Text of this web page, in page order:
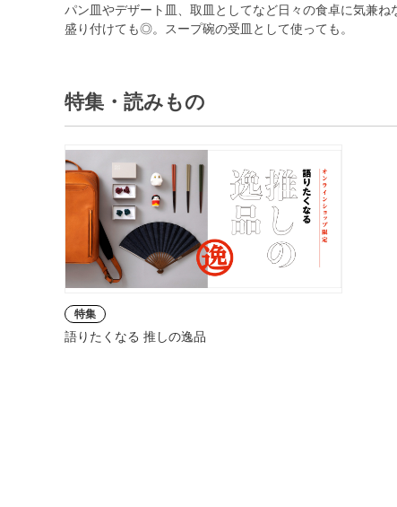
パン皿やデザート皿、取皿としてなど日々の食卓に気兼
盛り付けても◎。スープ碗の受皿として使っても。
特集・読みもの
特集
語りたくなる 推しの逸品